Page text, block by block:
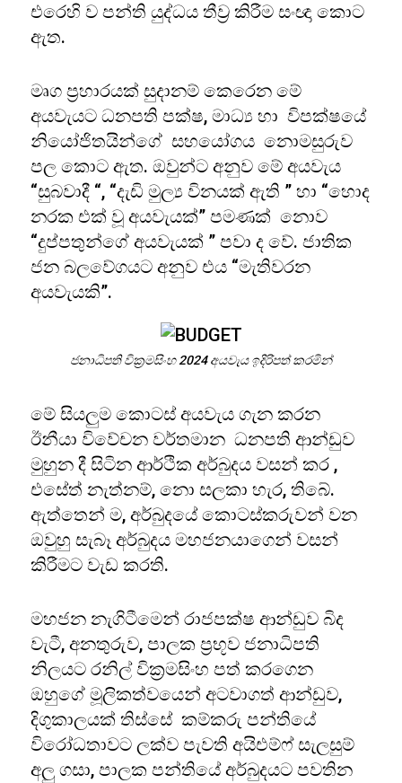
එරෙහි ව පන්ති යුද්ධය තීව්‍ර කිරීම සංඥා කොට
ඇත.
මෘග ප්‍රහාරයක් සුදානම් කෙරෙන මේ
අයවැයට ධනපති පක්ෂ, මාධ්‍ය හා විපක්ෂයේ
නියෝජිතයින්ගේ සහයෝගය නොමසුරුව
පල කොට ඇත. ඔවුන්ට අනුව මේ අයවැය
“සුබවාදී “, “දැඩි මුල්‍ය විනයක් ඇති ” හා “හොද
නරක එක් වූ අයවැයක්” පමණක් නොව
“දුප්පතුන්ගේ අයවැයක් ” පවා ද වේ. ජාතික
ජන බලවේගයට අනුව එය “මැතිවරන
අයවැයකි”.
ජනාධිපති වික්‍රමසිංහ 2024 අයවැය ඉදිරිපත් කරමින්
මේ සියලුම කොටස් අයවැය ගැන කරන
ඊනීයා විවේචන වර්තමාන ධනපති ආන්ඩුව
මුහුන දී සිටින ආර්ථික අර්බුදය වසන් කර ,
එසේත් නැත්නම්, නො සලකා හැර, තිබේ.
ඇත්තෙන් ම, අර්බුදයේ කොටස්ක‍රුවන් වන
ඔවුහු සැබෑ අර්බුදය මහජනයාගෙන් වසන්
කිරීමට වැඩ කරති.
මහජන නැගිටීමෙන් රාජපක්ෂ ආන්ඩුව බිද
වැටී, අනතුරුව, පාලක ප්‍රභූව ජනාධිපති
නිලයට රනිල් වික්‍රමසිංහ පත් කරගෙන
ඔහුගේ මූලිකත්වයෙන් අටවාගත් ආන්ඩුව,
දිගුකාලයක් තිස්සේ කම්කරු පන්තියේ
විරෝධතාවට ලක්ව පැවති අයිඑම්ෆ් සැලසුම්
අලු ගසා, පාලක පන්තියේ අර්බුදයට පවතින